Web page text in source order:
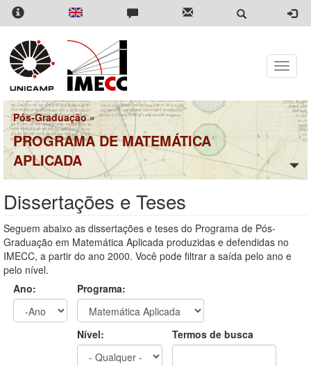
Pular
para
conteúdo
principal
Toggle
Pós-Graduação»
PROGRAMA DE MATEMÁTICA
APLICADA
Dissertações e Teses
Seguem abaixo as dissertações e teses do Programa de Pós-
Graduação em Matemática Aplicada produzidas e defendidas no
IMECC, a partir do ano 2000. Você pode filtrar a saída pelo ano e
pelo nível.
Ano:
Programa:
Nível: Termos de busca